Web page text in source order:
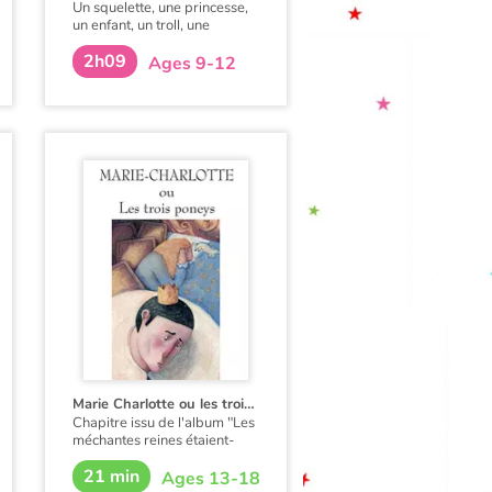
Un squelette, une princesse,
un enfant, un troll, une
sorcière, rivalisent pour être
respectivement les plus
joueur, bavarde, ennuyeux,
2h09 Ages 9-12
Marie Charlotte ou les trois poneys
Chapitre issu de l'album "Les
méchantes reines étaient-
elles de gentilles princesses
?" de Grégoire Kocjan et Léo
21 min Ages 13-18